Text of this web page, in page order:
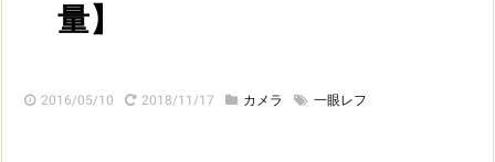
量】
2016/05/10 2018/11/17 カメラ 一眼レフ